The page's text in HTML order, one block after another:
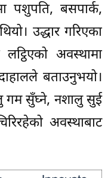
पशुपति, बसपार्क,
उद्धार गरिएका
अवस्थामा
बताउनुभयो।
गम सुँघ्ने, नशालु सुई
अवस्थाबाट